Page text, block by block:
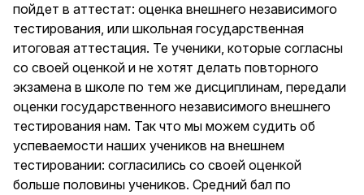
пойдет в аттестат: оценка внешнего независимого
тестирования, или школьная государственная
итоговая аттестация. Те ученики, которые согласны
со своей оценкой и не хотят делать повторного
экзамена в школе по тем же дисциплинам, передали
оценки государственного независимого внешнего
тестирования нам. Так что мы можем судить об
успеваемости наших учеников на внешнем
тестировании: согласились со своей оценкой
больше половины учеников. Средний бал по